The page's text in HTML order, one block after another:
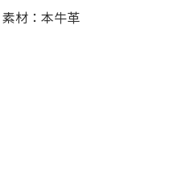
素材：本牛革